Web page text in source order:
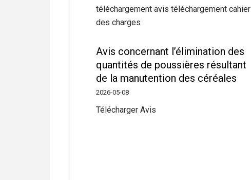
téléchargement avis téléchargement cahier
des charges
Avis concernant l’élimination des
quantités de poussières résultant
de la manutention des céréales
2026-05-08
Télécharger Avis